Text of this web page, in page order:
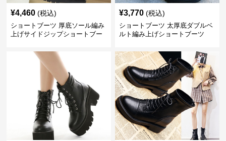
¥4,460 (税込)
ショートブーツ 厚底ソール編み
上げサイドジップショートブー
¥3,770 (税込)
ショートブーツ 太厚底ダブルベ
ルト編み上げショートブーツ